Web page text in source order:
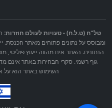
טל"ח (ט.ל.ח) - טעויות לעולם חוזרות:
ומבוסס על נתונים פתוחים מאתר הכנסת.
הנתונים. האתר אינו מהווה ייעוץ
גוף רשמי. סקרי הבחירות באתר אינם
השימוש באתר הוא על